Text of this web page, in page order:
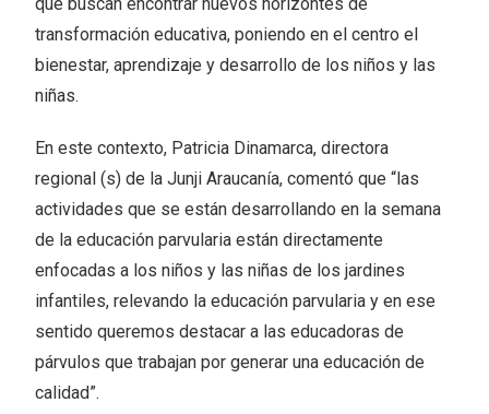
transformación educativa, poniendo en el centro el
bienestar, aprendizaje y desarrollo de los niños y las
niñas.
En este contexto, Patricia Dinamarca, directora
regional (s) de la Junji Araucanía, comentó que “las
actividades que se están desarrollando en la semana
de la educación parvularia están directamente
enfocadas a los niños y las niñas de los jardines
infantiles, relevando la educación parvularia y en ese
sentido queremos destacar a las educadoras de
párvulos que trabajan por generar una educación de
calidad”.